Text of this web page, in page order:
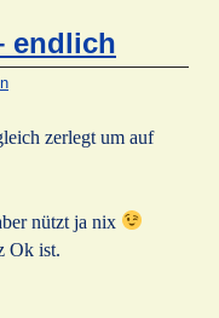
endlich
zerlegt um auf
nützt ja nix
Ok ist.